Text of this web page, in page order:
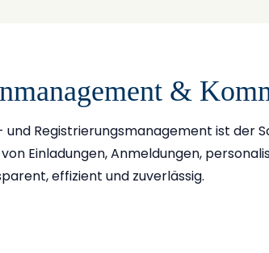
&
und Registrierungsmanagement ist der
Einladungen, Anmeldungen,
effizient und zuverlässig.